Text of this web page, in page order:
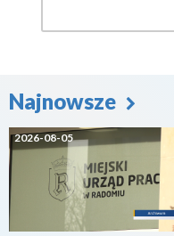
Najnowsze
2026-08-05